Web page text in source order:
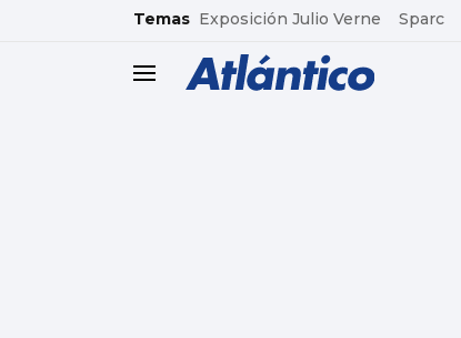
common.go-to-content
Temas Exposición Julio Verne Sparc
header.menu.open